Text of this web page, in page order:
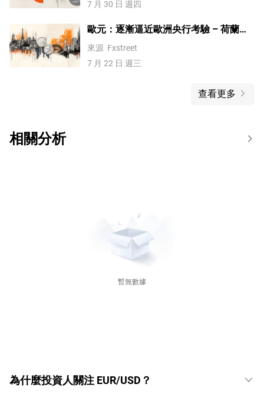
7 月 30 日 週四
歐元：逐漸逼近歐洲央行考驗 – 荷蘭國
際集團
來源 Fxstreet
7 月 22 日 週三
查看更多
相關分析
暫無數據
為什麼投資人關注 EUR/USD？